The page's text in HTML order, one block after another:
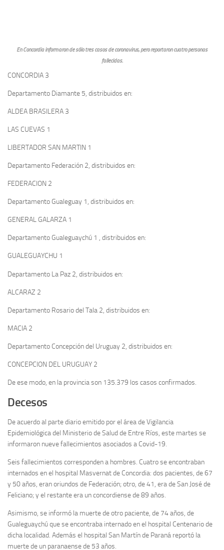
En Concordia informaron de sólo tres casos de coronavirus, pero reportaron cuatro personas
fallecidas.
CONCORDIA 3
Departamento Diamante 5, distribuidos en:
ALDEA BRASILERA 3
LAS CUEVAS 1
LIBERTADOR SAN MARTIN 1
Departamento Federación 2, distribuidos en:
FEDERACION 2
Departamento Gualeguay 1, distribuidos en:
GENERAL GALARZA 1
Departamento Gualeguaychú 1 , distribuidos en:
GUALEGUAYCHU 1
Departamento La Paz 2, distribuidos en:
ALCARAZ 2
Departamento Rosario del Tala 2, distribuidos en:
MACIA 2
Departamento Concepción del Uruguay 2, distribuidos en:
CONCEPCION DEL URUGUAY 2
De ese modo, en la provincia son 135.379 los casos confirmados.
Decesos
De acuerdo al parte diario emitido por el área de Vigilancia
Epidemiológica del Ministerio de Salud de Entre Ríos, este martes se
informaron nueve fallecimientos asociados a Covid-19.
Seis fallecimientos corresponden a hombres. Cuatro se encontraban
internados en el hospital Masvernat de Concordia: dos pacientes, de 67
y 50 años, eran oriundos de Federación; otro, de 41, era de San José de
Feliciano; y el restante era un concordiense de 89 años.
Asimismo, se informó la muerte de otro paciente, de 74 años, de
Gualeguaychú que se encontraba internado en el hospital Centenario de
dicha localidad. Además el hospital San Martín de Paraná reportó la
muerte de un paranaense de 53 años.